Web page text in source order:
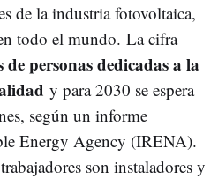
de la industria fotovoltaica,
todo el mundo. La cifra
personas dedicadas a la
y para 2030 se espera
según un informe
Energy Agency (IRENA).
son instaladores y